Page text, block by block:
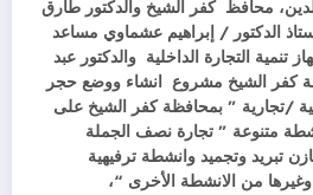
محافظ كفر الشيخ والدكتور طارق
الدكتور / إبراهيم عشماوي مساعد
تنمية التجارة الداخلية والدكتور عبد
كفر الشيخ مشروع انشاء ووضع حجر
/تجارية ” بمحافظة كفر الشيخ على
أنشطة متنوعة ” تجارة نصف الجملة
تبريد وتجميد وانشطة ترفيهية
وغيرها من الانشطة الأخرى “،